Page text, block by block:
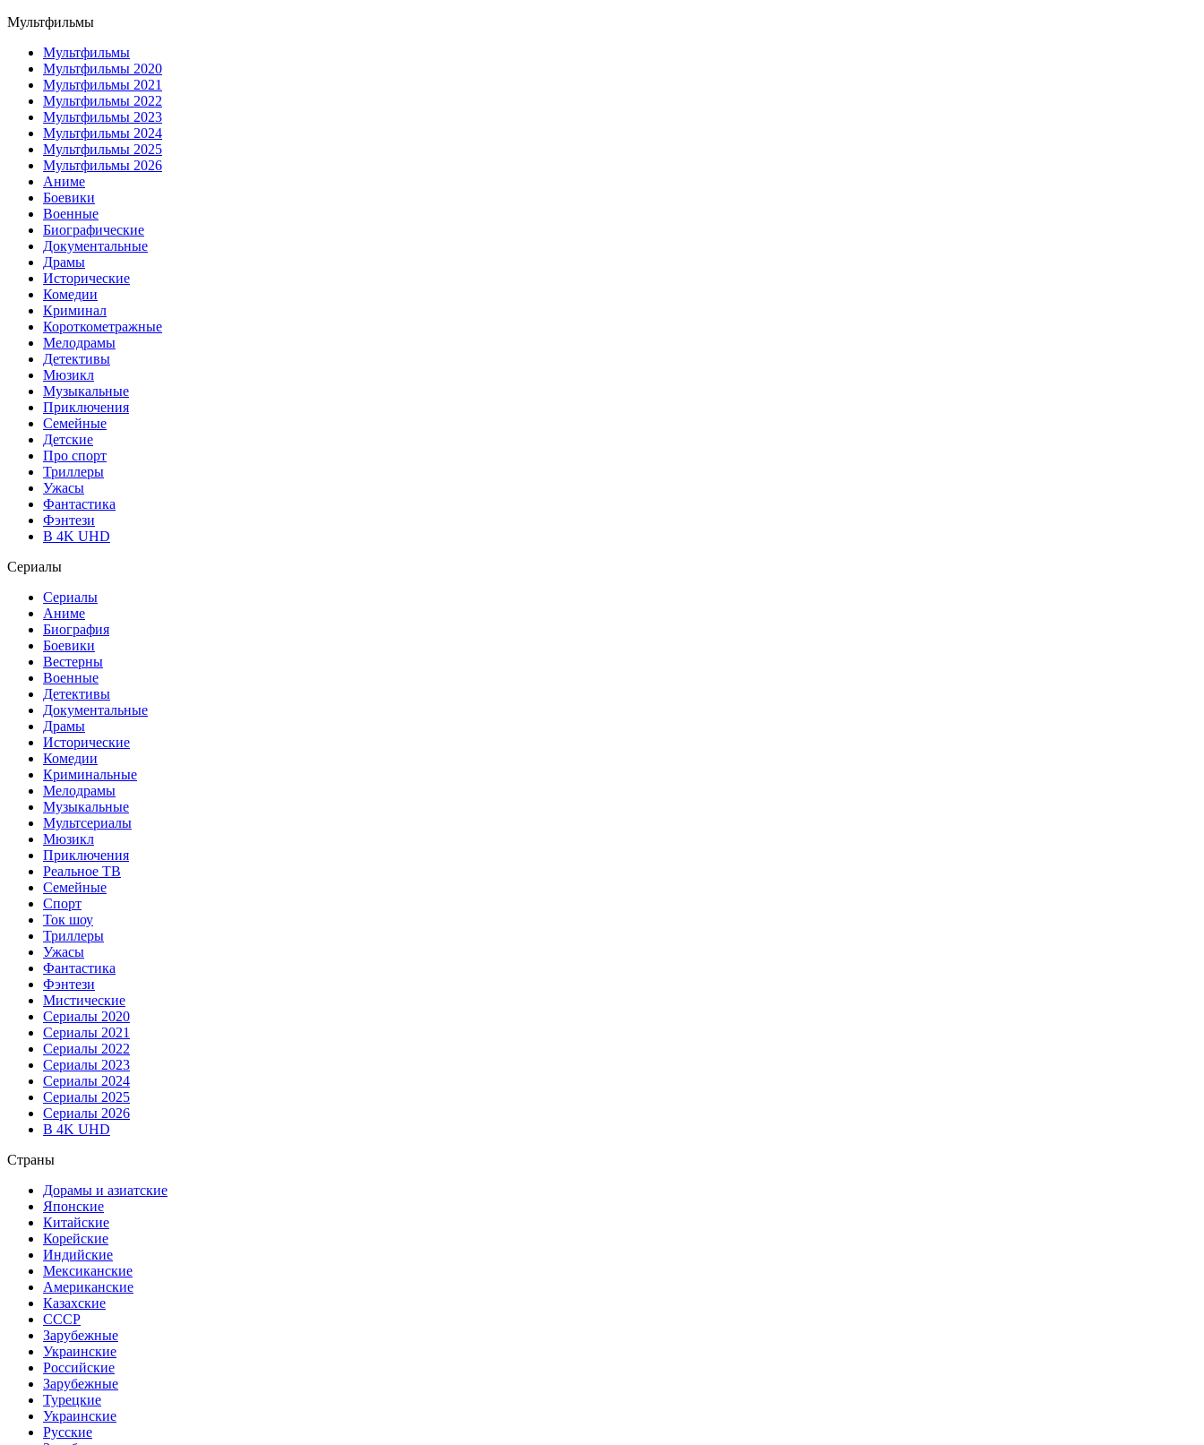
Мультфильмы
Мультфильмы
Мультфильмы 2020
Мультфильмы 2021
Мультфильмы 2022
Мультфильмы 2023
Мультфильмы 2024
Мультфильмы 2025
Мультфильмы 2026
Аниме
Боевики
Военные
Биографические
Документальные
Драмы
Исторические
Комедии
Криминал
Короткометражные
Мелодрамы
Детективы
Мюзикл
Музыкальные
Приключения
Семейные
Детские
Про спорт
Триллеры
Ужасы
Фантастика
Фэнтези
В 4K UHD
Сериалы
Сериалы
Аниме
Биография
Боевики
Вестерны
Военные
Детективы
Документальные
Драмы
Исторические
Комедии
Криминальные
Мелодрамы
Музыкальные
Мультсериалы
Мюзикл
Приключения
Реальное ТВ
Семейные
Спорт
Ток шоу
Триллеры
Ужасы
Фантастика
Фэнтези
Мистические
Сериалы 2020
Сериалы 2021
Сериалы 2022
Сериалы 2023
Сериалы 2024
Сериалы 2025
Сериалы 2026
В 4K UHD
Страны
Дорамы и азиатские
Японские
Китайские
Корейские
Индийские
Мексиканские
Американские
Казахские
СССР
Зарубежные
Украинские
Российские
Зарубежные
Турецкие
Украинские
Русские